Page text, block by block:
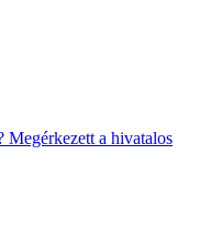
a hivatalos